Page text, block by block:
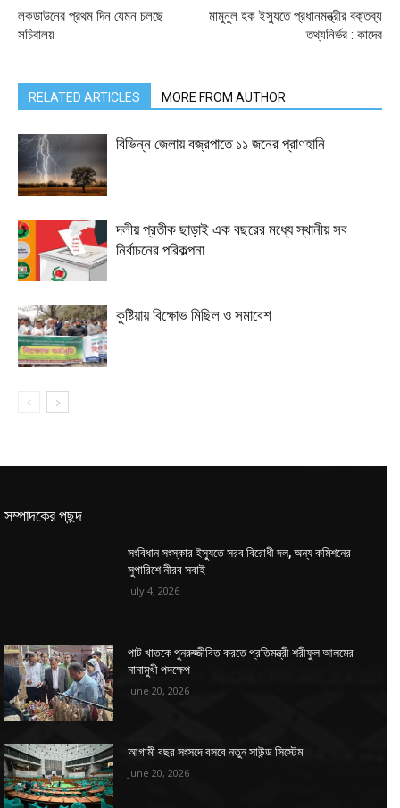
লকডাউনের প্রথম দিন যেমন চলছে
সচিবালয়
মামুনুল হক ইস্যুতে প্রধানমন্ত্রীর বক্তব্য
তথ্যনির্ভর : কাদের
RELATED ARTICLES MORE FROM AUTHOR
বিভিন্ন জেলায় বজ্রপাতে ১১ জনের প্রাণহানি
দলীয় প্রতীক ছাড়াই এক বছরের মধ্যে স্থানীয় সব
নির্বাচনের পরিকল্পনা
কুষ্টিয়ায় বিক্ষোভ মিছিল ও সমাবেশ
সম্পাদকের পছন্দ
সংবিধান সংস্কার ইস্যুতে সরব বিরোধী দল, অন্য কমিশনের
সুপারিশে নীরব সবাই
July 4, 2026
পাট খাতকে পুনরুজ্জীবিত করতে প্রতিমন্ত্রী শরীফুল আলমের
নানামুখী পদক্ষেপ
June 20, 2026
আগামী বছর সংসদে বসবে নতুন সাউন্ড সিস্টেম
June 20, 2026